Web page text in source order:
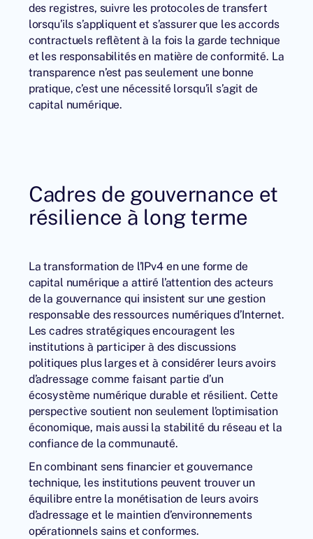
des registres, suivre les protocoles de transfert
lorsqu’ils s’appliquent et s’assurer que les accords
contractuels reflètent à la fois la garde technique
et les responsabilités en matière de conformité. La
transparence n’est pas seulement une bonne
pratique, c’est une nécessité lorsqu’il s’agit de
capital numérique.
Cadres de gouvernance et
résilience à long terme
La transformation de l’IPv4 en une forme de
capital numérique a attiré l’attention des acteurs
de la gouvernance qui insistent sur une gestion
responsable des ressources numériques d’Internet.
Les cadres stratégiques encouragent les
institutions à participer à des discussions
politiques plus larges et à considérer leurs avoirs
d’adressage comme faisant partie d’un
écosystème numérique durable et résilient. Cette
perspective soutient non seulement l’optimisation
économique, mais aussi la stabilité du réseau et la
confiance de la communauté.
En combinant sens financier et gouvernance
technique, les institutions peuvent trouver un
équilibre entre la monétisation de leurs avoirs
d’adressage et le maintien d’environnements
opérationnels sains et conformes.